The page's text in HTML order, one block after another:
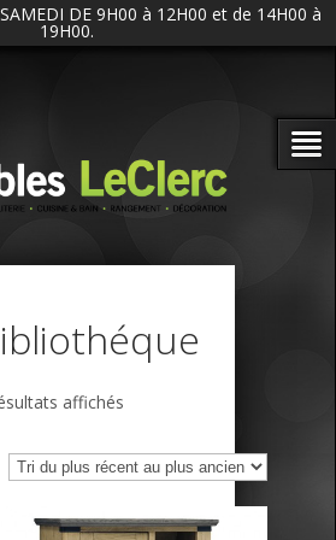
DE 9H00 à 12H00 et de 14H00 à
19H00.
affichés
plus
récent
au